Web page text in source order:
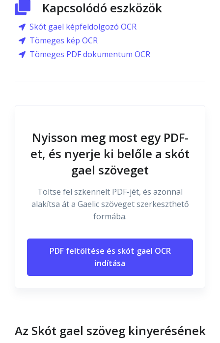
Kapcsolódó eszközök
Skót gael képfeldolgozó OCR
Tömeges kép OCR
Tömeges PDF dokumentum OCR
Nyisson meg most egy PDF-
et, és nyerje ki belőle a skót
gael szöveget
Töltse fel szkennelt PDF-jét, és azonnal
alakítsa át a Gaelic szöveget szerkeszthető
formába.
PDF feltöltése és skót gael OCR
indítása
Az Skót gael szöveg kinyerésének